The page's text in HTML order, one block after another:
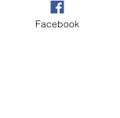
Facebook